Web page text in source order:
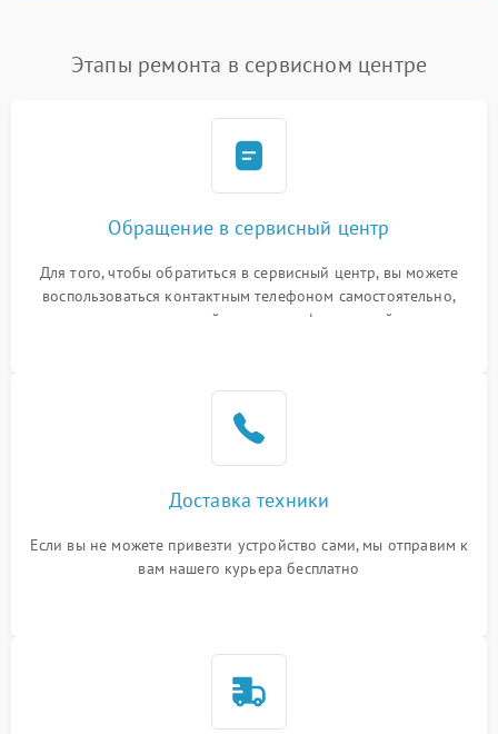
Этапы ремонта в сервисном центре
Обращение в сервисный центр
Для того, чтобы обратиться в сервисный центр, вы можете
воспользоваться контактным телефоном самостоятельно,
или оставить свой номер телефона на сайте
Доставка техники
Если вы не можете привезти устройство сами, мы отправим к
вам нашего курьера бесплатно